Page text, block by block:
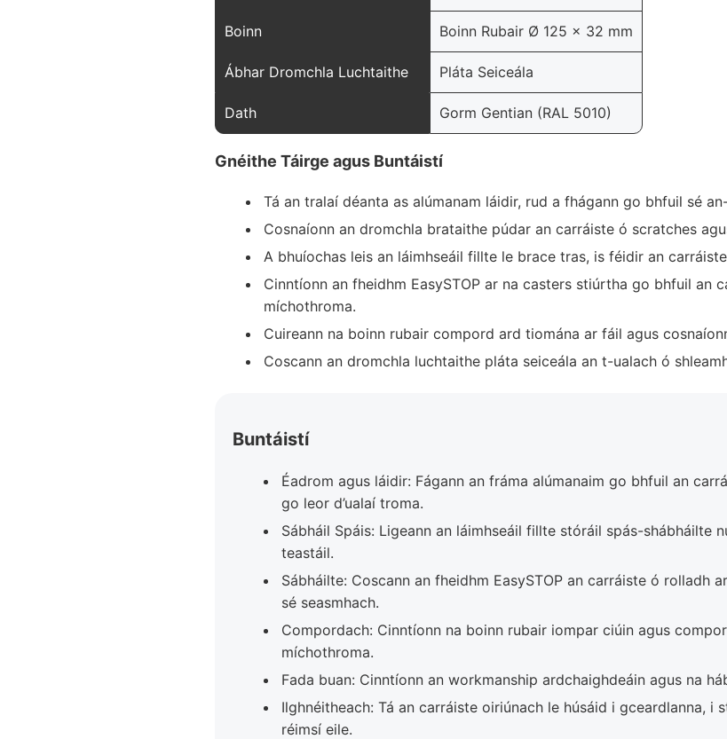
Boinn Boinn Rubair Ø 125 x 32 mm
Ábhar Dromchla Luchtaithe Pláta Seiceála
Dath Gorm Gentian (RAL 5010)
Gnéithe Táirge agus Buntáistí
Tá an tralaí déanta as alúmanam láidir, rud a fhágann go bhfuil sé
Cosnaíonn an dromchla brataithe púdar an carráiste ó scratches
A bhuíochas leis an láimhseáil fillte le brace tras, is féidir an
Cinntíonn an fheidhm EasySTOP ar na casters stiúrtha go bhfuil an
míchothroma.
Cuireann na boinn rubair compord ard tiomána ar fáil agus
Coscann an dromchla luchtaithe pláta seiceála an t-ualach ó
Buntáistí
Éadrom agus láidir: Fágann an fráma alúmanaim go bhfuil an
go leor d’ualaí troma.
Sábháil Spáis: Ligeann an láimhseáil fillte stóráil spás-shábháilte
teastáil.
Sábháilte: Coscann an fheidhm EasySTOP an carráiste ó rolladh
sé seasmhach.
Compordach: Cinntíonn na boinn rubair iompar ciúin agus
míchothroma.
Fada buan: Cinntíonn an workmanship ardchaighdeáin agus na
Ilghnéitheach: Tá an carráiste oiriúnach le húsáid i gceardlanna, i
réimsí eile.